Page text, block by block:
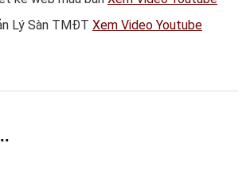
Lý Sàn TMĐT Xem Video Youtube